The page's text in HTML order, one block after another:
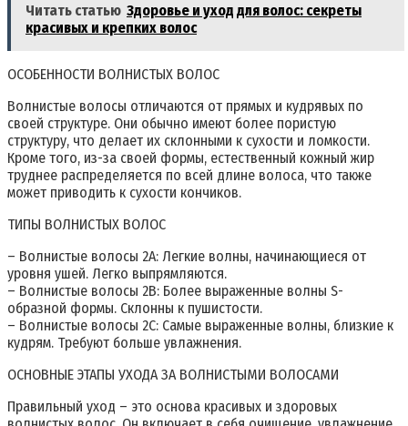
Читать статью Здоровье и уход для волос: секреты
красивых и крепких волос
ОСОБЕННОСТИ ВОЛНИСТЫХ ВОЛОС
Волнистые волосы отличаются от прямых и кудрявых по
своей структуре. Они обычно имеют более пористую
структуру, что делает их склонными к сухости и ломкости.
Кроме того, из-за своей формы, естественный кожный жир
труднее распределяется по всей длине волоса, что также
может приводить к сухости кончиков.
ТИПЫ ВОЛНИСТЫХ ВОЛОС
– Волнистые волосы 2A: Легкие волны, начинающиеся от
уровня ушей. Легко выпрямляются.
– Волнистые волосы 2B: Более выраженные волны S-
образной формы. Склонны к пушистости.
– Волнистые волосы 2C: Самые выраженные волны, близкие к
кудрям. Требуют больше увлажнения.
ОСНОВНЫЕ ЭТАПЫ УХОДА ЗА ВОЛНИСТЫМИ ВОЛОСАМИ
Правильный уход – это основа красивых и здоровых